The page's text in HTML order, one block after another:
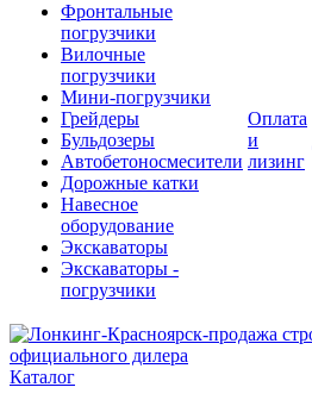
Фронтальные
погрузчики
Вилочные
погрузчики
Мини-погрузчики
Грейдеры
Бульдозеры
Автобетоносмесители
Дорожные катки
Навесное
оборудование
Экскаваторы
Экскаваторы -
погрузчики
Оплата
и
лизинг
Каталог